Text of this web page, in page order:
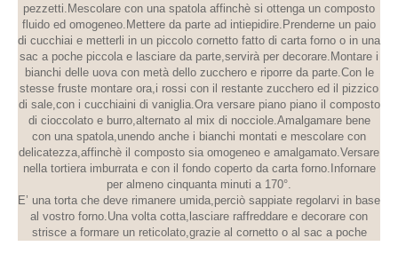
pezzetti.Mescolare con una spatola affinchè si ottenga un composto
fluido ed omogeneo.Mettere da parte ad intiepidire.Prenderne un paio
di cucchiai e metterli in un piccolo cornetto fatto di carta forno o in una
sac a poche piccola e lasciare da parte,servirà per decorare.Montare i
bianchi delle uova con metà dello zucchero e riporre da parte.Con le
stesse fruste montare ora,i rossi con il restante zucchero ed il pizzico
di sale,con i cucchiaini di vaniglia.Ora versare piano piano il composto
di cioccolato e burro,alternato al mix di nocciole.Amalgamare bene
con una spatola,unendo anche i bianchi montati e mescolare con
delicatezza,affinchè il composto sia omogeneo e amalgamato.Versare
nella tortiera imburrata e con il fondo coperto da carta forno.Infornare
per almeno cinquanta minuti a 170°.
E’ una torta che deve rimanere umida,perciò sappiate regolarvi in base
al vostro forno.Una volta cotta,lasciare raffreddare e decorare con
strisce a formare un reticolato,grazie al cornetto o al sac a poche